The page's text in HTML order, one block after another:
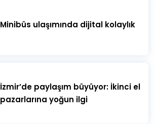
Minibüs ulaşımında dijital kolaylık
İzmir’de paylaşım büyüyor: İkinci el
pazarlarına yoğun ilgi